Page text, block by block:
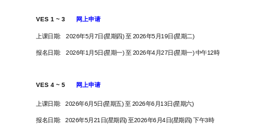
VES 1 ~ 3 网上申请
上课日期: 2026年5月7日(星期四) 至 2026年5月19日(星期二)
报名日期: 2026年1月5日(星期一) 至 2026年4月27日(星期一)​ 中午12時
VES 4 ~ 5 网上申请
上课日期: 2026年6月5日(星期五) 至 2026年6月13日(星期六)
报名日期: 2026年5月21日(星期四) 至2026年6月4日(星期四) 下午3時